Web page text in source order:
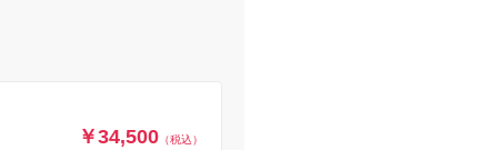
￥34,500 （税込）